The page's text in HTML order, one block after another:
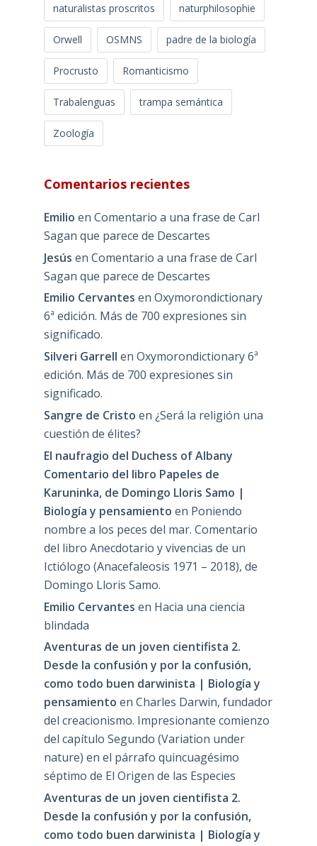
naturalistas proscritos naturphilosophie
Orwell OSMNS padre de la biología
Procrusto Romanticismo
Trabalenguas trampa semántica
Zoología
Comentarios recientes
Emilio en Comentario a una frase de Carl
Sagan que parece de Descartes
Jesús en Comentario a una frase de Carl
Sagan que parece de Descartes
Emilio Cervantes en Oxymorondictionary
6ª edición. Más de 700 expresiones sin
significado.
Silveri Garrell en Oxymorondictionary 6ª
edición. Más de 700 expresiones sin
significado.
Sangre de Cristo en ¿Será la religión una
cuestión de élites?
El naufragio del Duchess of Albany
Comentario del libro Papeles de
Karuninka, de Domingo Lloris Samo |
Biología y pensamiento en Poniendo
nombre a los peces del mar. Comentario
del libro Anecdotario y vivencias de un
Ictiólogo (Anacefaleosis 1971 – 2018), de
Domingo Lloris Samo.
Emilio Cervantes en Hacia una ciencia
blindada
Aventuras de un joven cientifista 2.
Desde la confusión y por la confusión,
como todo buen darwinista | Biología y
pensamiento en Charles Darwin, fundador
del creacionismo. Impresionante comienzo
del capítulo Segundo (Variation under
nature) en el párrafo quincuagésimo
séptimo de El Origen de las Especies
Aventuras de un joven cientifista 2.
Desde la confusión y por la confusión,
como todo buen darwinista | Biología y